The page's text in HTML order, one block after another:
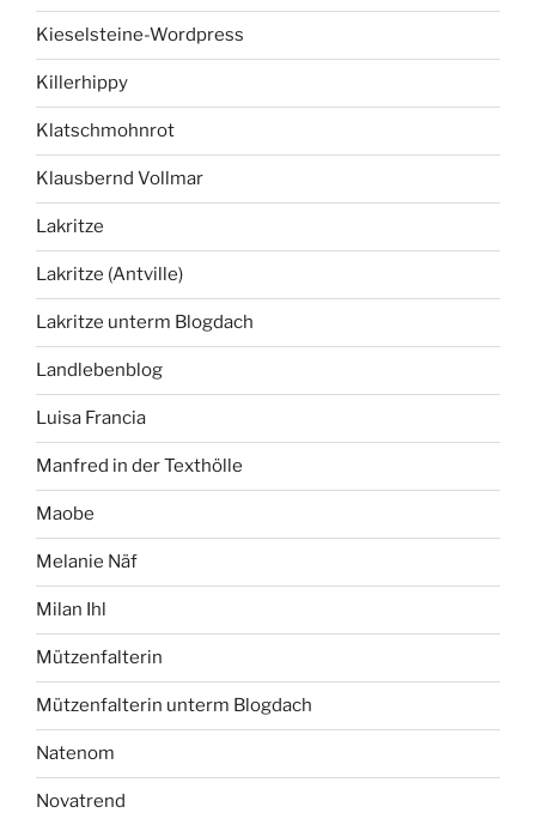
Kieselsteine-Wordpress
Killerhippy
Klatschmohnrot
Klausbernd Vollmar
Lakritze
Lakritze (Antville)
Lakritze unterm Blogdach
Landlebenblog
Luisa Francia
Manfred in der Texthölle
Maobe
Melanie Näf
Milan Ihl
Mützenfalterin
Mützenfalterin unterm Blogdach
Natenom
Novatrend